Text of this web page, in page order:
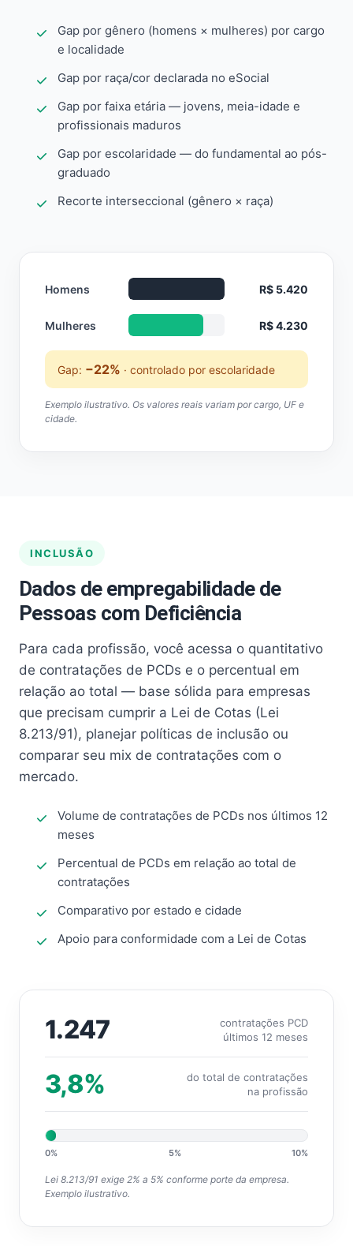
Gap por gênero (homens × mulheres) por cargo
e localidade
Gap por raça/cor declarada no eSocial
Gap por faixa etária — jovens, meia-idade e
profissionais maduros
Gap por escolaridade — do fundamental ao pós-
graduado
Recorte interseccional (gênero × raça)
Homens R$ 5.420
Mulheres R$ 4.230
Gap: −22% · controlado por escolaridade
Exemplo ilustrativo. Os valores reais variam por cargo, UF e
cidade.
INCLUSÃO
Dados de empregabilidade de
Pessoas com Deficiência
Para cada profissão, você acessa o quantitativo
de contratações de PCDs e o percentual em
relação ao total — base sólida para empresas
que precisam cumprir a Lei de Cotas (Lei
8.213/91), planejar políticas de inclusão ou
comparar seu mix de contratações com o
mercado.
Volume de contratações de PCDs nos últimos 12
meses
Percentual de PCDs em relação ao total de
contratações
Comparativo por estado e cidade
Apoio para conformidade com a Lei de Cotas
1.247
contratações PCD
últimos 12 meses
3,8%
do total de contratações
na profissão
0% 5% 10%
Lei 8.213/91 exige 2% a 5% conforme porte da empresa.
Exemplo ilustrativo.